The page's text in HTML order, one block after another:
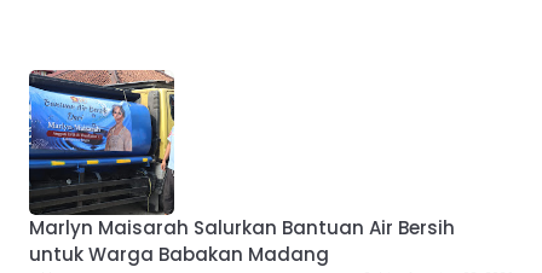
Marlyn Maisarah Salurkan Bantuan Air Bersih
untuk Warga Babakan Madang